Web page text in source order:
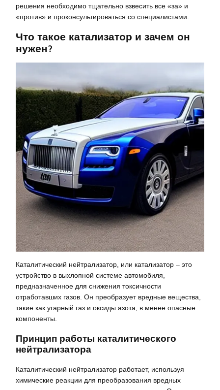
решения необходимо тщательно взвесить все «за» и
«против» и проконсультироваться со специалистами.
Что такое катализатор и зачем он
нужен?
Каталитический нейтрализатор, или катализатор – это
устройство в выхлопной системе автомобиля,
предназначенное для снижения токсичности
отработавших газов. Он преобразует вредные вещества,
такие как угарный газ и оксиды азота, в менее опасные
компоненты.
Принцип работы каталитического
нейтрализатора
Каталитический нейтрализатор работает, используя
химические реакции для преобразования вредных